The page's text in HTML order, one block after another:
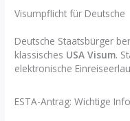
Visumpflicht für Deutsche
Deutsche Staatsbürger
klassisches USA Visum.
elektronische
ESTA-Antrag: Wichtige